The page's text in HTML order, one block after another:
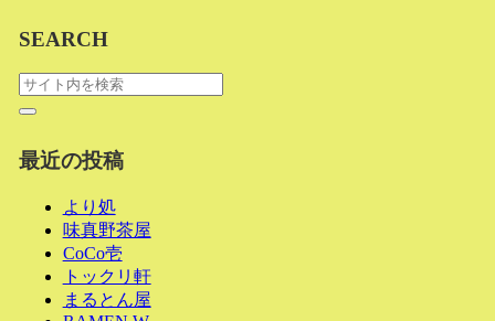
SEARCH
最近の投稿
より処
味真野茶屋
CoCo壱
トックリ軒
まるとん屋